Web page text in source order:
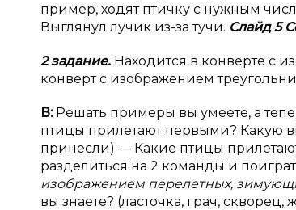
пример, ходят птичку с нужным
Выглянул лучик из-за тучи. Слайд 5
2 задание. Находится в конверте с
конверт с изображением
В:Решать примеры вы умеете, а
птицы прилетают первыми? Какую
принесли) — Какие птицы
разделиться на 2 команды и
изображением перелетных,
вы знаете? (ласточка, грач, скворец,